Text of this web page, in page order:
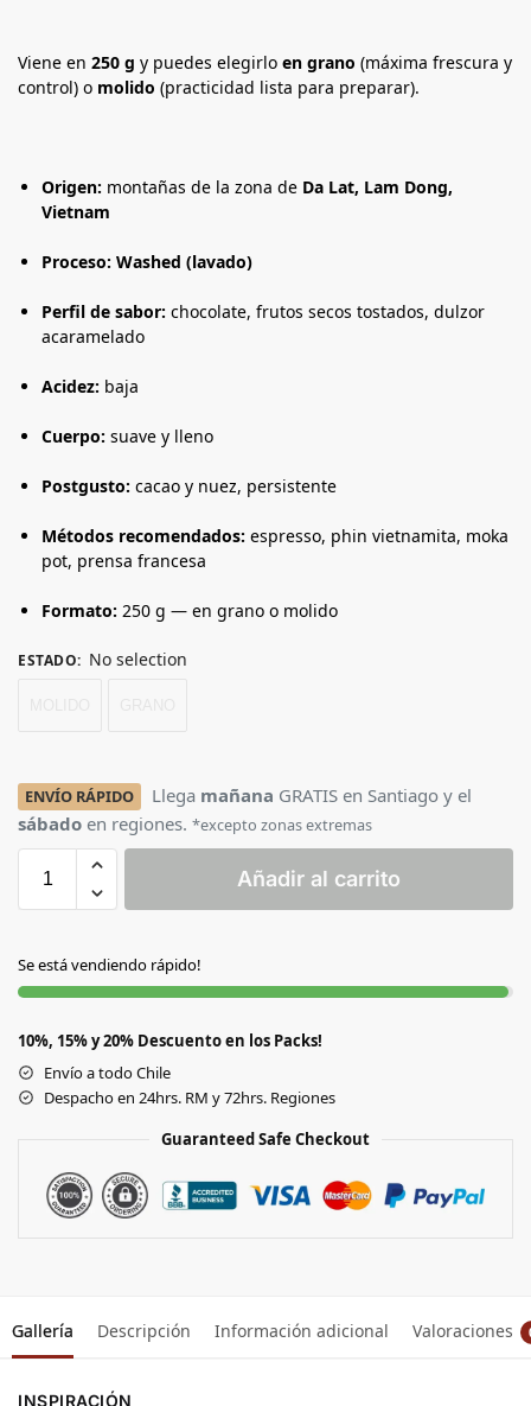
Viene en 250 g y puedes elegirlo en grano (máxima frescura y
control) o molido (practicidad lista para preparar).
Origen: montañas de la zona de Da Lat, Lam Dong,
Vietnam
Proceso: Washed (lavado)
Perfil de sabor: chocolate, frutos secos tostados, dulzor
acaramelado
Acidez: baja
Cuerpo: suave y lleno
Postgusto: cacao y nuez, persistente
Métodos recomendados: espresso, phin vietnamita, moka
pot, prensa francesa
Formato: 250 g — en grano o molido
ESTADO: No selection
ENVÍO RÁPIDO Llega mañana GRATIS en Santiago y el
sábado en regiones. *excepto zonas extremas
Añadir al carrito
Se está vendiendo rápido!
10%, 15% y 20% Descuento en los Packs!
Envío a todo Chile
Despacho en 24hrs. RM y 72hrs. Regiones
Guaranteed Safe Checkout
Gallería Descripción Información adicional Valoraciones
INSPIRACIÓN